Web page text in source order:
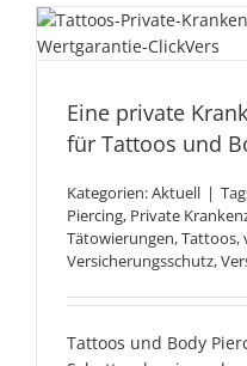
für
Eine private
für Tattoos und
Kategorien:Aktuell |
Piercing, Private
Tätowierungen,Tattoos,
Versicherungsschutz,
Tattoos und Body